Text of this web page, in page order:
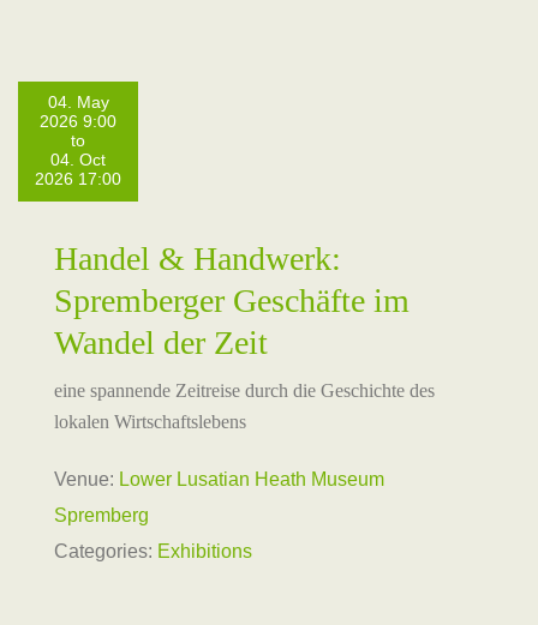
04. May
2026 9:00
to
04. Oct
2026 17:00
Handel & Handwerk:
Spremberger Geschäfte im
Wandel der Zeit
eine spannende Zeitreise durch die Geschichte des
lokalen Wirtschaftslebens
Venue: Lower Lusatian Heath Museum
Spremberg
Categories: Exhibitions